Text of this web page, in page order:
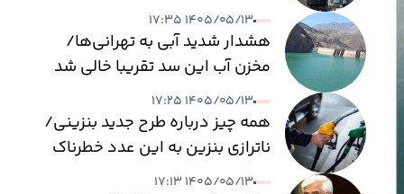
۱۴۰۵/۰۵/۱۳ ۱۷:۳۵
هشدار شدید آبی به تهرانی‌ها/
مخزن آب این سد تقریبا خالی شد
۱۴۰۵/۰۵/۱۳ ۱۷:۲۵
همه چیز درباره طرح جدید بنزینی/
ناترازی بنزین به این عدد خطرناک
می‌رسد
۱۴۰۵/۰۵/۱۳ ۱۷:۱۳